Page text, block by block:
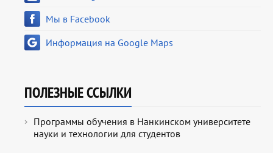
Мы в Facebook
Информация на Google Maps
ПОЛЕЗНЫЕ ССЫЛКИ
Программы обучения в Нанкинском университете
науки и технологии для студентов